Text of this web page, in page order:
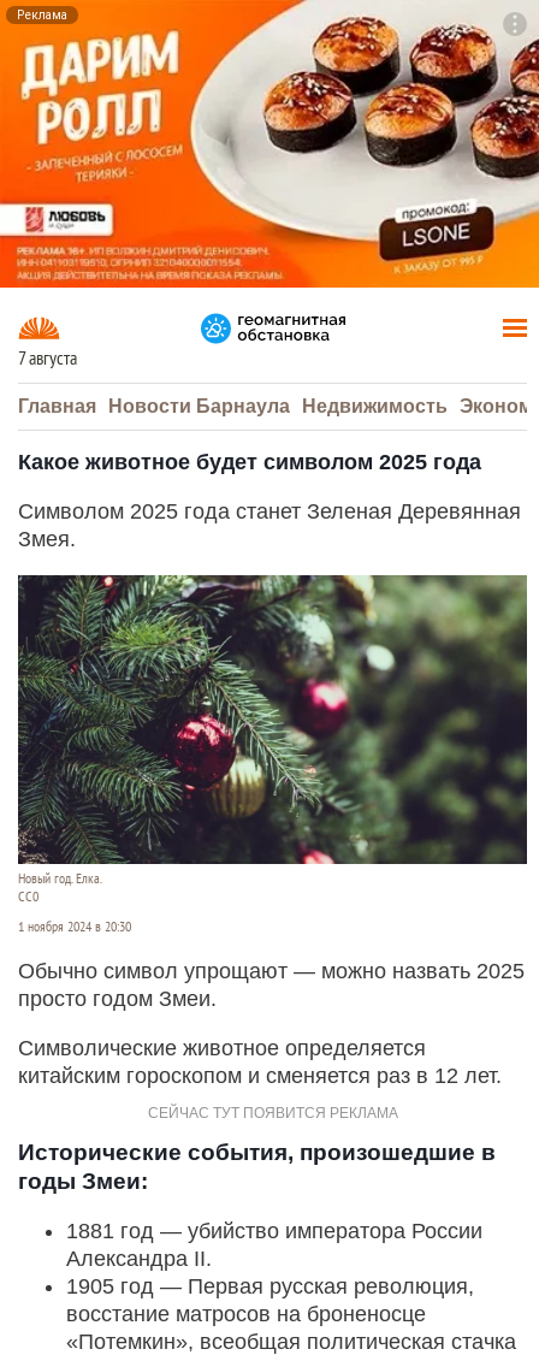
Реклама
7 августа
Главная Новости Барнаула Недвижимость
Какое животное будет символом 2025 года
Символом 2025 года станет Зеленая Деревянная
Змея.
Новый год. Елка.
СС0
1 ноября 2024 в 20:30
Обычно символ упрощают — можно назвать 2025
просто годом Змеи.
Символические животное определяется
китайским гороскопом и сменяется раз в 12 лет.
Исторические события, произошедшие в
годы Змеи:
1881 год — убийство императора России
Александра II.
1905 год — Первая русская революция,
восстание матросов на броненосце
«Потемкин», всеобщая политическая стачка